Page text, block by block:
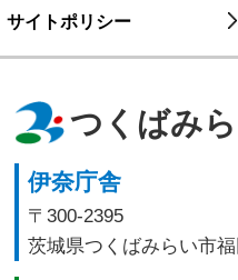
サイトポリシー
つくばみ
伊奈庁舎
〒300-2395
茨城県つくばみらい市